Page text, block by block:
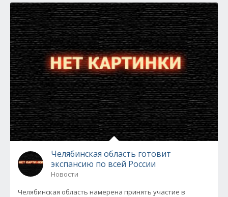
Челябинская область готовит
экспансию по всей России
Новости
Челябинская область намерена принять участие в